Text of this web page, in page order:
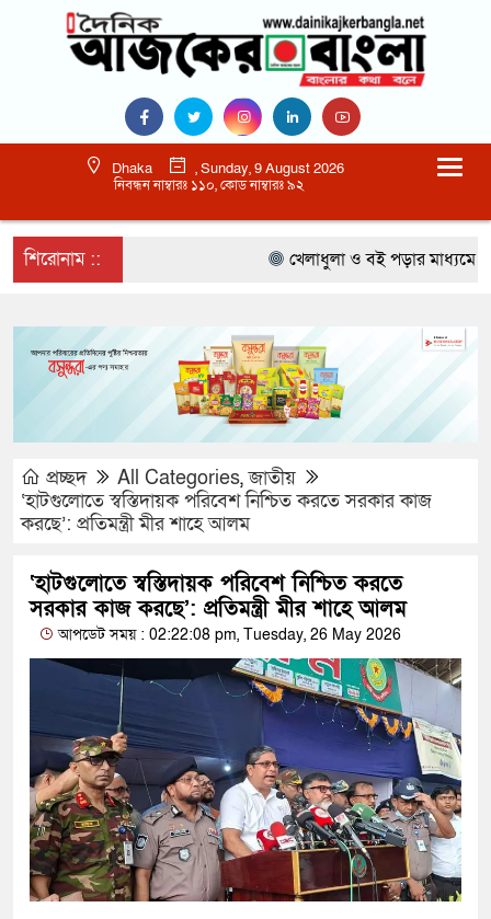
Dhaka
, Sunday, 9 August 2026
নিবন্ধন নাম্বারঃ ১১০, কোড নাম্বারঃ ৯২
শিরোনাম :: খেলাধুলা ও বই পড়ার মাধ্যমে
প্রচ্ছদ All Categories,জাতীয়
‘হাটগুলোতে স্বস্তিদায়ক পরিবেশ নিশ্চিত করতে সরকার কাজ
করছে’: প্রতিমন্ত্রী মীর শাহে আলম
‘হাটগুলোতে স্বস্তিদায়ক পরিবেশ নিশ্চিত করতে
সরকার কাজ করছে’: প্রতিমন্ত্রী মীর শাহে আলম
আপডেট সময় : 02:22:08 pm, Tuesday, 26 May 2026